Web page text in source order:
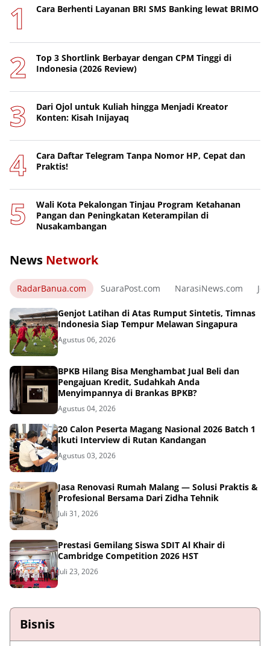
Cara Berhenti Layanan BRI SMS Banking lewat BRIMO
Top 3 Shortlink Berbayar dengan CPM Tinggi di
Indonesia (2026 Review)
Dari Ojol untuk Kuliah hingga Menjadi Kreator
Konten: Kisah Inijayaq
Cara Daftar Telegram Tanpa Nomor HP, Cepat dan
Praktis!
Wali Kota Pekalongan Tinjau Program Ketahanan
Pangan dan Peningkatan Keterampilan di
Nusakambangan
News Network
RadarBanua.com SuaraPost.com NarasiNews.com
Genjot Latihan di Atas Rumput Sintetis, Timnas
Indonesia Siap Tempur Melawan Singapura
Agustus 06, 2026
BPKB Hilang Bisa Menghambat Jual Beli dan
Pengajuan Kredit, Sudahkah Anda
Menyimpannya di Brankas BPKB?
Agustus 04, 2026
20 Calon Peserta Magang Nasional 2026 Batch 1
Ikuti Interview di Rutan Kandangan
Agustus 03, 2026
Jasa Renovasi Rumah Malang — Solusi Praktis &
Profesional Bersama Dari Zidha Tehnik
Juli 31, 2026
Prestasi Gemilang Siswa SDIT Al Khair di
Cambridge Competition 2026 HST
Juli 23, 2026
Bisnis